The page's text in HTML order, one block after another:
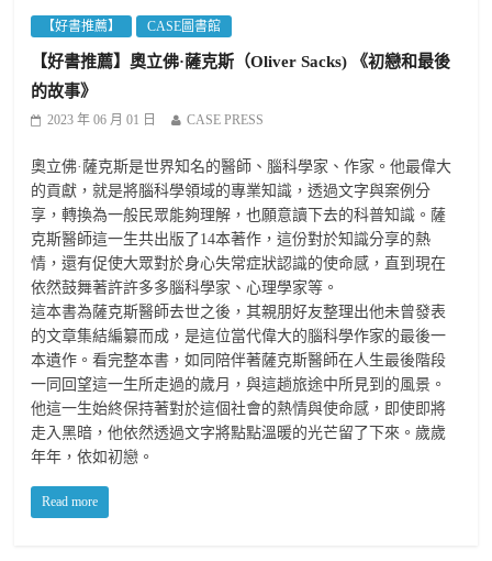
【好書推薦】 CASE圖書館
【好書推薦】奧立佛·薩克斯（Oliver Sacks) 《初戀和最後
的故事》
2023 年 06 月 01 日 CASE PRESS
奧立佛·薩克斯是世界知名的醫師、腦科學家、作家。他最偉大
的貢獻，就是將腦科學領域的專業知識，透過文字與案例分
享，轉換為一般民眾能夠理解，也願意讀下去的科普知識。薩
克斯醫師這一生共出版了14本著作，這份對於知識分享的熱
情，還有促使大眾對於身心失常症狀認識的使命感，直到現在
依然鼓舞著許許多多腦科學家、心理學家等。
這本書為薩克斯醫師去世之後，其親朋好友整理出他未曾發表
的文章集結編纂而成，是這位當代偉大的腦科學作家的最後一
本遺作。看完整本書，如同陪伴著薩克斯醫師在人生最後階段
一同回望這一生所走過的歲月，與這趟旅途中所見到的風景。
他這一生始終保持著對於這個社會的熱情與使命感，即使即將
走入黑暗，他依然透過文字將點點溫暖的光芒留了下來。歲歲
年年，依如初戀。
Read more